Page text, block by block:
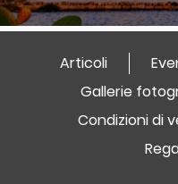
Articoli
Gallerie
Condizioni di